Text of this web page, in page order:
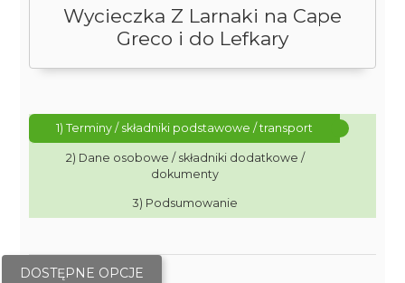
Wycieczka Z Larnaki na Cape
Greco i do Lefkary
1) Terminy / składniki podstawowe / transport
2) Dane osobowe / składniki dodatkowe /
dokumenty
3) Podsumowanie
DOSTĘPNE OPCJE